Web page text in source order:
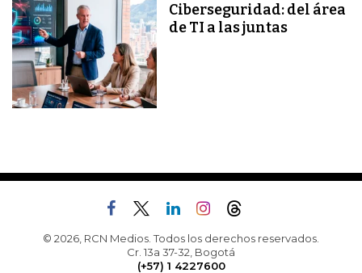
Ciberseguridad: del área
de TI a las juntas
© 2026, RCN Medios. Todos los derechos reservados.
Cr. 13a 37-32, Bogotá
(+57) 1 4227600